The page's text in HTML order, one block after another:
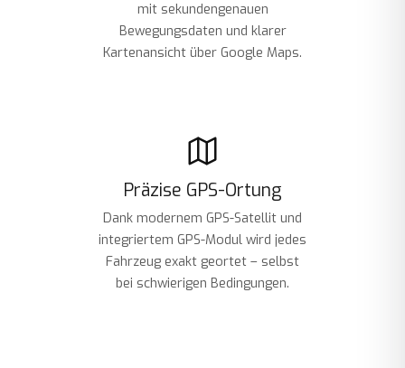
mit sekundengenauen
Bewegungsdaten und klarer
Kartenansicht über Google Maps.
Präzise GPS-Ortung
Dank modernem GPS-Satellit und
integriertem GPS-Modul wird jedes
Fahrzeug exakt geortet – selbst
bei schwierigen Bedingungen.